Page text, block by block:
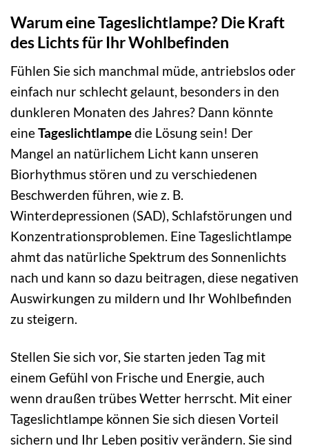
Warum eine Tageslichtlampe? Die Kraft
des Lichts für Ihr Wohlbefinden
Fühlen Sie sich manchmal müde, antriebslos oder
einfach nur schlecht gelaunt, besonders in den
dunkleren Monaten des Jahres? Dann könnte
eineTageslichtlampedie Lösung sein! Der
Mangel an natürlichem Licht kann unseren
Biorhythmus stören und zu verschiedenen
Beschwerden führen, wie z. B.
Winterdepressionen (SAD), Schlafstörungen und
Konzentrationsproblemen. Eine Tageslichtlampe
ahmt das natürliche Spektrum des Sonnenlichts
nach und kann so dazu beitragen, diese negativen
Auswirkungen zu mildern und Ihr Wohlbefinden
zu steigern.
Stellen Sie sich vor, Sie starten jeden Tag mit
einem Gefühl von Frische und Energie, auch
wenn draußen trübes Wetter herrscht. Mit einer
Tageslichtlampe können Sie sich diesen Vorteil
sichern und Ihr Leben positiv verändern. Sie sind